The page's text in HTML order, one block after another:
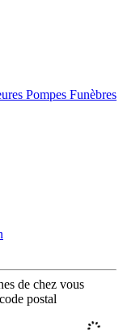
Pompes Funèbres
de chez vous
postal